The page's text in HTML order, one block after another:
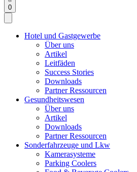
0
Hotel und Gastgewerbe
Über uns
Artikel
Leitfäden
Success Stories
Downloads
Partner Ressourcen
Gesundheitswesen
Über uns
Artikel
Downloads
Partner Ressourcen
Sonderfahrzeuge und Lkw
Kamerasysteme
Parking Coolers